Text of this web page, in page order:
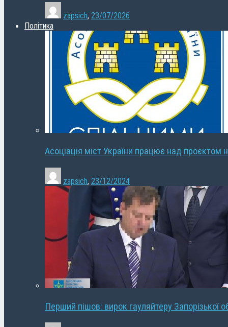
zapsich, 23/07/2026
Політика
Асоціація міст України працює над проєктом
zapsich, 23/12/2024
Перший пішов: вирок гауляйтеру Запорізької